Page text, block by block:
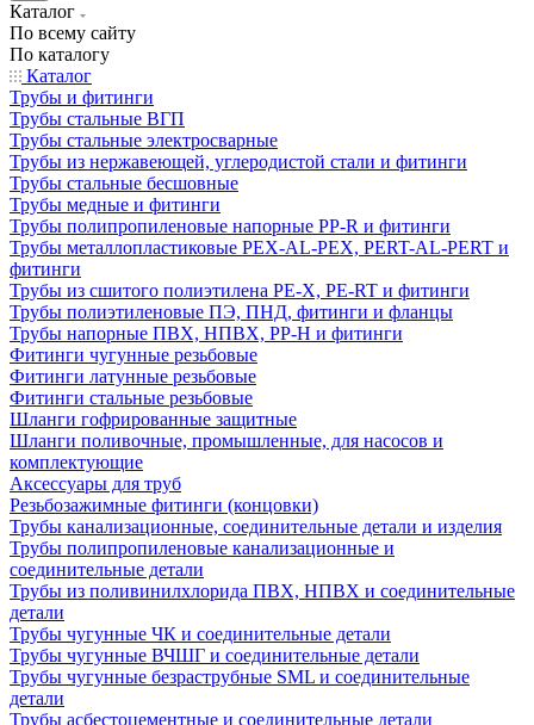
Каталог
По всему сайту
По каталогу
Каталог
Трубы и фитинги
Трубы стальные ВГП
Трубы стальные электросварные
Трубы из нержавеющей, углеродистой стали и фитинги
Трубы стальные бесшовные
Трубы медные и фитинги
Трубы полипропиленовые напорные PP-R и фитинги
Трубы металлопластиковые PEX-AL-PEX, PERT-AL-PERT и
фитинги
Трубы из сшитого полиэтилена PE-X, PE-RT и фитинги
Трубы полиэтиленовые ПЭ, ПНД, фитинги и фланцы
Трубы напорные ПВХ, НПВХ, PP-H и фитинги
Фитинги чугунные резьбовые
Фитинги латунные резьбовые
Фитинги стальные резьбовые
Шланги гофрированные защитные
Шланги поливочные, промышленные, для насосов и
комплектующие
Аксессуары для труб
Резьбозажимные фитинги (концовки)
Трубы канализационные, соединительные детали и изделия
Трубы полипропиленовые канализационные и
соединительные детали
Трубы из поливинилхлорида ПВХ, НПВХ и соединительные
детали
Трубы чугунные ЧК и соединительные детали
Трубы чугунные ВЧШГ и соединительные детали
Трубы чугунные безраструбные SML и соединительные
детали
Трубы асбестоцементные и соединительные детали